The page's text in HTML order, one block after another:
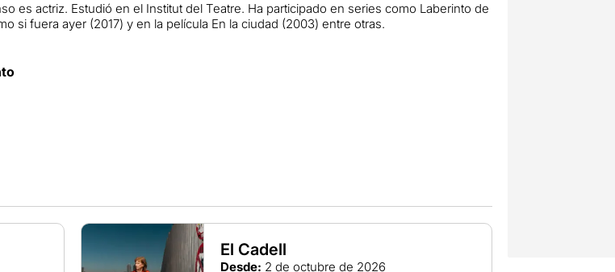
es actriz. Estudió en el Institut del Teatre. Ha participado en series como Laberinto de
si fuera ayer (2017) y en la película En la ciudad (2003) entre otras.
El Cadell
Desde: 2 de octubre de 2026